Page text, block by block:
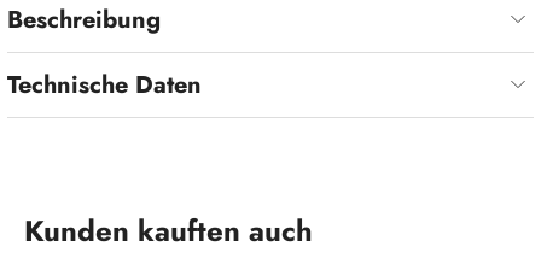
Beschreibung
Technische Daten
Produktgalerie überspringen
Kunden kauften auch